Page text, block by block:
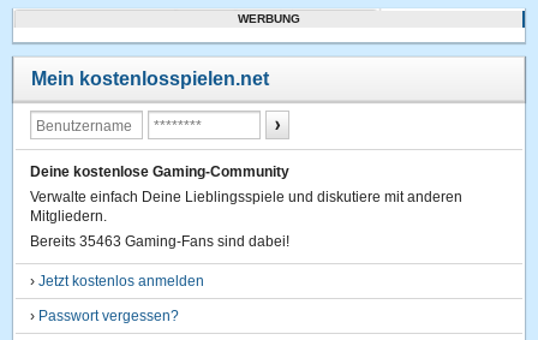
WERBUNG
Mein kostenlosspielen.net
Deine kostenlose Gaming-Community
Verwalte einfach Deine Lieblingsspiele und diskutiere mit anderen
Mitgliedern.
Bereits 35463 Gaming-Fans sind dabei!
›Jetzt kostenlos anmelden
› Passwort vergessen?